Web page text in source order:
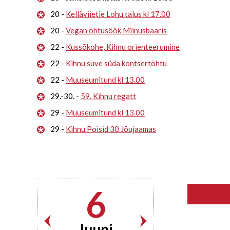
20 - Kelläviietie Lohu talus kl 17.00
20 - Vegan õhtusöök Miinusbaaris
22 - Kussõkohe, Kihnu orienteerumine
22 - Kihnu suve süda kontsertõhtu
22 - Muuseumitund kl 13.00
29.-30. - 59. Kihnu regatt
29 - Muuseumitund kl 13.00
29 - Kihnu Poisid 30 Jõujaamas
6